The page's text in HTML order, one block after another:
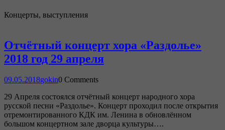
Концерты, выступления
Отчётный концерт хора «Раздолье»
2018 год 29 апреля
09.05.2018gokin0 Comments
29 Апреля состоялся отчётный концерт народного хора
русской песни «Раздолье». Концерт проходил после открытия
отремонтированного КДК им. Ленина в обновлённом
большом концертном зале дворца культуры….